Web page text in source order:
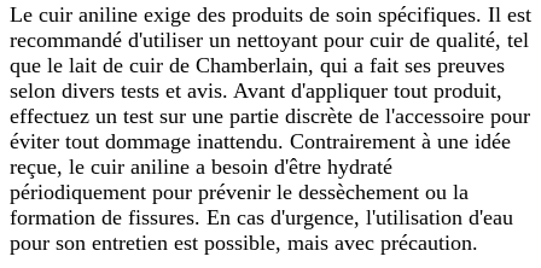
Le cuir aniline exige des produits de soin spécifiques. Il est
recommandé d'utiliser un nettoyant pour cuir de qualité, tel
que le lait de cuir de Chamberlain, qui a fait ses preuves
selon divers tests et avis. Avant d'appliquer tout produit,
effectuez un test sur une partie discrète de l'accessoire pour
éviter tout dommage inattendu. Contrairement à une idée
reçue, le cuir aniline a besoin d'être hydraté
périodiquement pour prévenir le dessèchement ou la
formation de fissures. En cas d'urgence, l'utilisation d'eau
pour son entretien est possible, mais avec précaution.